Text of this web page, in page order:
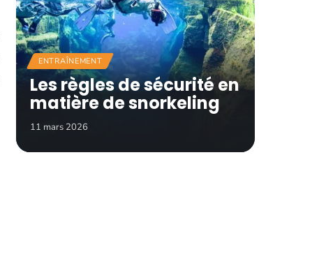
ENTRAÎNEMENT
Les règles de sécurité en
matière de snorkeling
11 mars 2026